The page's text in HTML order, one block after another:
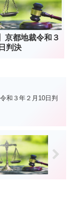
京都地裁令和３
判決
和３年２月10日判